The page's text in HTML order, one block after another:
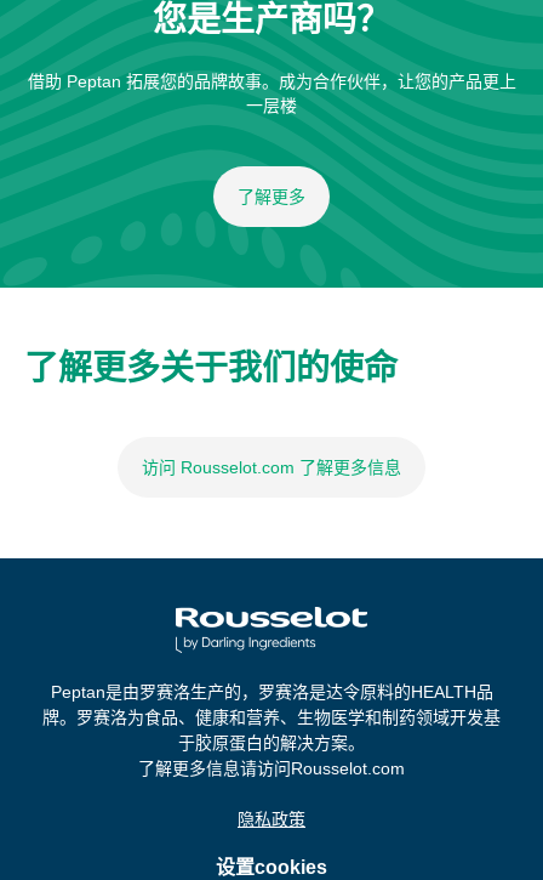
您是生产商吗？
借助 Peptan 拓展您的品牌故事。成为合作伙伴，让您的产品更上
一层楼
了解更多
了解更多关于我们的使命
访问 Rousselot.com 了解更多信息
Peptan是由罗赛洛生产的，罗赛洛是达令原料的HEALTH品
牌。罗赛洛为食品、健康和营养、生物医学和制药领域开发基
于胶原蛋白的解决方案。
了解更多信息请访问Rousselot.com
隐私政策
设置cookies